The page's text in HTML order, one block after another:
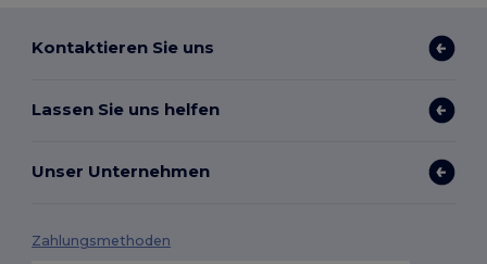
Kontaktieren Sie uns
Lassen Sie uns helfen
Unser Unternehmen
Zahlungsmethoden